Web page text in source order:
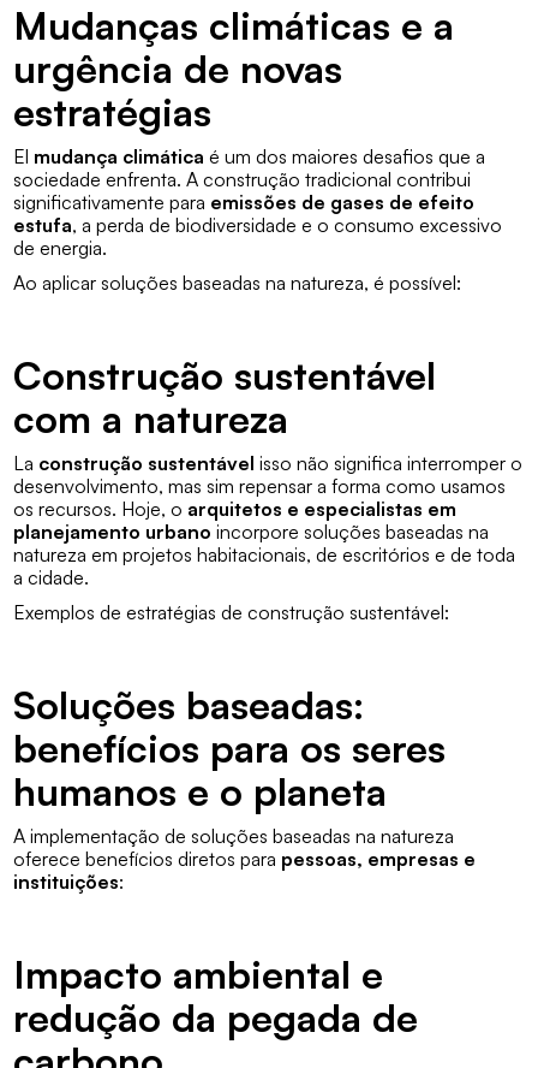
Mudanças climáticas e a
urgência de novas
estratégias
El mudança climática é um dos maiores desafios que a
sociedade enfrenta. A construção tradicional contribui
significativamente para emissões de gases de efeito
estufa, a perda de biodiversidade e o consumo excessivo
de energia.
Ao aplicar soluções baseadas na natureza, é possível:
Construção sustentável
com a natureza
La construção sustentável isso não significa interromper o
desenvolvimento, mas sim repensar a forma como usamos
os recursos. Hoje, o arquitetos e especialistas em
planejamento urbano incorpore soluções baseadas na
natureza em projetos habitacionais, de escritórios e de toda
a cidade.
Exemplos de estratégias de construção sustentável:
Soluções baseadas:
benefícios para os seres
humanos e o planeta
A implementação de soluções baseadas na natureza
oferece benefícios diretos para pessoas, empresas e
instituições:
Impacto ambiental e
redução da pegada de